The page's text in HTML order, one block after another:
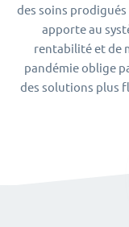
des soins
apporte au
rentabilité et de
pandémie oblige
des solutions plus